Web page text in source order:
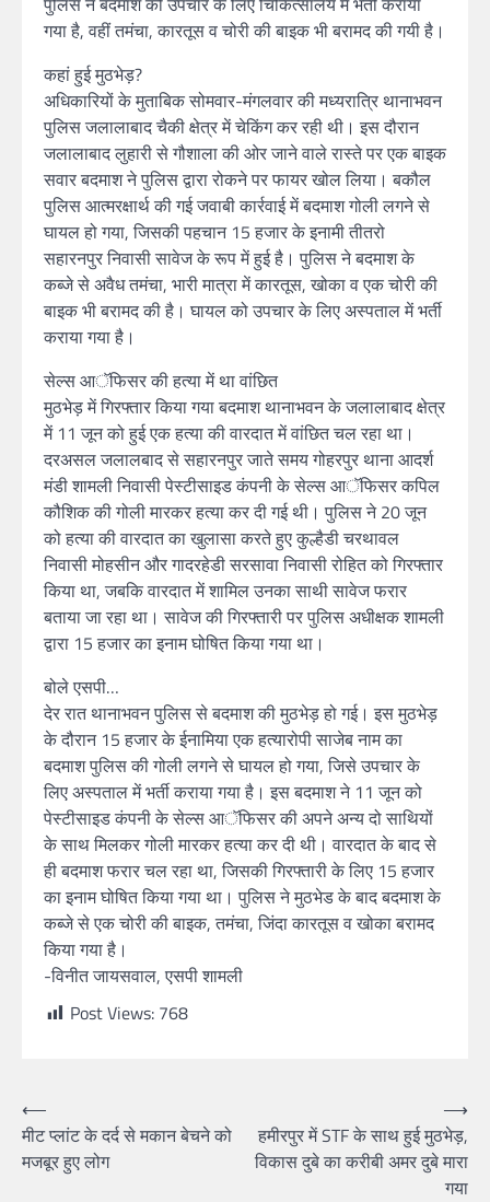
गया है, वहीं तमंचा, कारतूस व चोरी की बाइक भी बरामद की गयी है।
कहां हुई मुठभेड़?
अधिकारियों के मुताबिक सोमवार-मंगलवार की मध्यरात्रि थानाभवन
पुलिस जलालाबाद चैकी क्षेत्र में चेकिंग कर रही थी। इस दौरान
जलालाबाद लुहारी से गौशाला की ओर जाने वाले रास्ते पर एक बाइक
सवार बदमाश ने पुलिस द्वारा रोकने पर फायर खोल लिया। बकौल
पुलिस आत्मरक्षार्थ की गई जवाबी कार्रवाई में बदमाश गोली लगने से
घायल हो गया, जिसकी पहचान 15 हजार के इनामी तीतरो
सहारनपुर निवासी सावेज के रूप में हुई है। पुलिस ने बदमाश के
कब्जे से अवैध तमंचा, भारी मात्रा में कारतूस, खोका व एक चोरी की
बाइक भी बरामद की है। घायल को उपचार के लिए अस्पताल में भर्ती
कराया गया है।
सेल्स आॅफिसर की हत्या में था वांछित
मुठभेड़ में गिरफ्तार किया गया बदमाश थानाभवन के जलालाबाद क्षेत्र
में 11 जून को हुई एक हत्या की वारदात में वांछित चल रहा था।
दरअसल जलालबाद से सहारनपुर जाते समय गोहरपुर थाना आदर्श
मंडी शामली निवासी पेस्टीसाइड कंपनी के सेल्स आॅफिसर कपिल
कौशिक की गोली मारकर हत्या कर दी गई थी। पुलिस ने 20 जून
को हत्या की वारदात का खुलासा करते हुए कुल्हैडी चरथावल
निवासी मोहसीन और गादरहेडी सरसावा निवासी रोहित को गिरफ्तार
किया था, जबकि वारदात में शामिल उनका साथी सावेज फरार
बताया जा रहा था। सावेज की गिरफ्तारी पर पुलिस अधीक्षक शामली
द्वारा 15 हजार का इनाम घोषित किया गया था।
बोले एसपी…
देर रात थानाभवन पुलिस से बदमाश की मुठभेड़ हो गई। इस मुठभेड़
के दौरान 15 हजार के ईनामिया एक हत्यारोपी साजेब नाम का
बदमाश पुलिस की गोली लगने से घायल हो गया, जिसे उपचार के
लिए अस्पताल में भर्ती कराया गया है। इस बदमाश ने 11 जून को
पेस्टीसाइड कंपनी के सेल्स आॅफिसर की अपने अन्य दो साथियों
के साथ मिलकर गोली मारकर हत्या कर दी थी। वारदात के बाद से
ही बदमाश फरार चल रहा था, जिसकी गिरफ्तारी के लिए 15 हजार
का इनाम घोषित किया गया था। पुलिस ने मुठभेड के बाद बदमाश के
कब्जे से एक चोरी की बाइक, तमंचा, जिंदा कारतूस व खोका बरामद
किया गया है।
-विनीत जायसवाल, एसपी शामली
Post Views: 768
⟵
मीट प्लांट के दर्द से मकान बेचने को
मजबूर हुए लोग
हमीरपुर में STF के साथ हुई मुठभेड़,
विकास दुबे का करीबी अमर दुबे मारा
गया
⟶